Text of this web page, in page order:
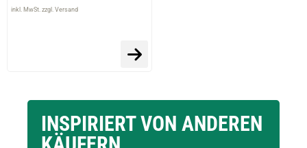
inkl. MwSt. zzgl. Versand
INSPIRIERT VON ANDEREN